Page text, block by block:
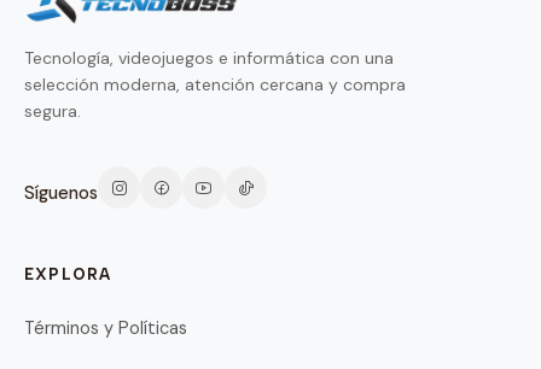
Tecnología, videojuegos e informática con una
selección moderna, atención cercana y compra
segura.
Síguenos
EXPLORA
Términos y Políticas